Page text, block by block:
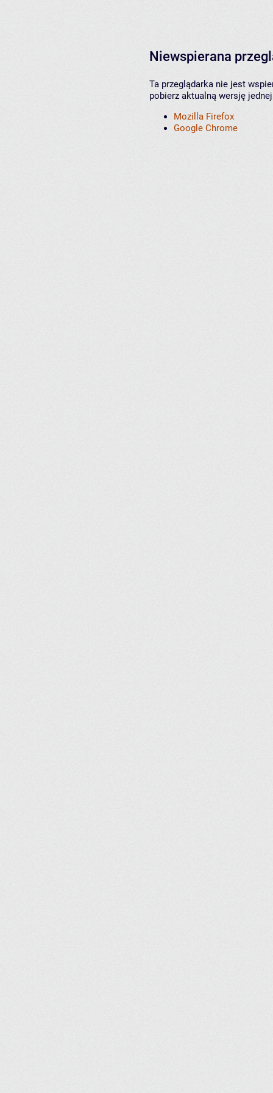
Niewspierana
Ta przeglądarka nie jest
pobierz aktualną wersję
Mozilla Firefox
Google Chrome